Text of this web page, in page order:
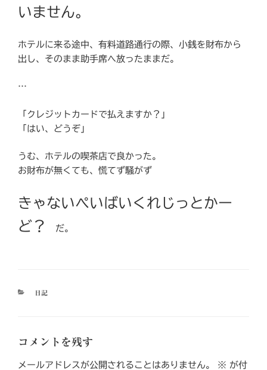
いません。
ホテルに来る途中、有料道路通行の際、小銭を財布から
出し、そのまま助手席へ放ったままだ。
…
「クレジットカードで払えますか？」
「はい、どうぞ」
うむ、ホテルの喫茶店で良かった。
お財布が無くても、慌てず騒がず
きゃないぺいばいくれじっとかー
ど？
だ。
カ
日記
コメントを残す
メールアドレスが公開されることはありません。 ※ が付